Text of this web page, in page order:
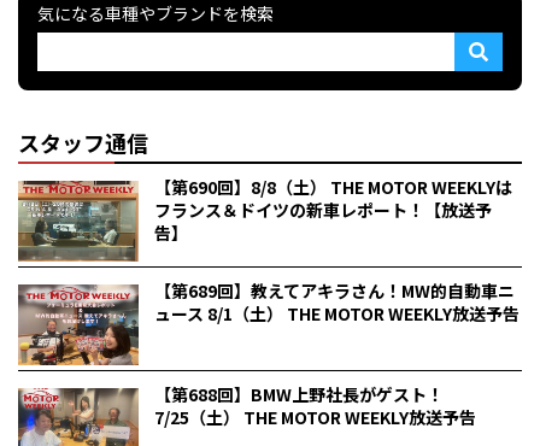
気になる車種やブランドを検索
スタッフ通信
【第690回】8/8（土） THE MOTOR WEEKLYは
フランス＆ドイツの新車レポート！【放送予
告】
【第689回】教えてアキラさん！MW的自動車ニ
ュース 8/1（土） THE MOTOR WEEKLY放送予告
【第688回】BMW上野社長がゲスト！
7/25（土） THE MOTOR WEEKLY放送予告